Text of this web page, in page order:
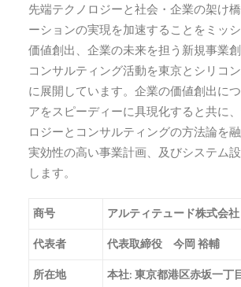
先端テクノロジーと社会・企業の架け
ーションの実現を加速することをミッ
価値創出、企業の未来を担う新規事業
コンサルティング活動を東京とシリコ
に展開しています。企業の価値創出に
アをスピーディーに具現化すると共に
ロジーとコンサルティングの方法論を融
実効性の高い事業計画、及びシステム
します。
商号
アルティテュード株式会社
代表者
代表取締役 今岡 裕輔
所在地
本社: 東京都港区赤坂一丁